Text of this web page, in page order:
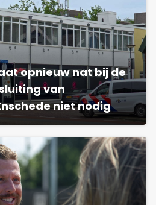
opnieuw nat bij de
van
niet nodig